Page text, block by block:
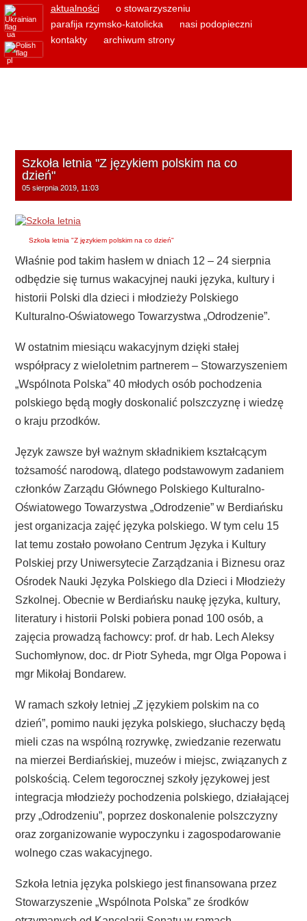
ua
pl
aktualności
o stowarzyszeniu
parafija rzymsko-katolicka
nasi podopieczni
kontakty
archiwum strony
Szkoła letnia "Z językiem polskim na co
dzień"
05 sierpnia 2019, 11:03
Szkoła letnia "Z językiem polskim na co dzień"
Właśnie pod takim hasłem w dniach 12 – 24 sierpnia
odbędzie się turnus wakacyjnej nauki języka, kultury i
historii Polski dla dzieci i młodzieży Polskiego
Kulturalno-Oświatowego Towarzystwa „Odrodzenie”.
W ostatnim miesiącu wakacyjnym dzięki stałej
współpracy z wieloletnim partnerem – Stowarzyszeniem
„Wspólnota Polska” 40 młodych osób pochodzenia
polskiego będą mogły doskonalić polszczyznę i wiedzę
o kraju przodków.
Język zawsze był ważnym składnikiem kształcącym
tożsamość narodową, dlatego podstawowym zadaniem
członków Zarządu Głównego Polskiego Kulturalno-
Oświatowego Towarzystwa „Odrodzenie” w Berdiańsku
jest organizacja zajęć języka polskiego. W tym celu 15
lat temu zostało powołano Centrum Języka i Kultury
Polskiej przy Uniwersytecie Zarządzania i Biznesu oraz
Ośrodek Nauki Języka Polskiego dla Dzieci i Młodzieży
Szkolnej. Obecnie w Berdiańsku naukę języka, kultury,
literatury i historii Polski pobiera ponad 100 osób, a
zajęcia prowadzą fachowcy: prof. dr hab. Lech Aleksy
Suchomłynow, doc. dr Piotr Syheda, mgr Olga Popowa i
mgr Mikołaj Bondarew.
W ramach szkoły letniej „Z językiem polskim na co
dzień”, pomimo nauki języka polskiego, słuchaczy będą
mieli czas na wspólną rozrywkę, zwiedzanie rezerwatu
na mierzei Berdiańskiej, muzeów i miejsc, związanych z
polskością. Celem tegorocznej szkoły językowej jest
integracja młodzieży pochodzenia polskiego, działającej
przy „Odrodzeniu”, poprzez doskonalenie polszczyzny
oraz zorganizowanie wypoczynku i zagospodarowanie
wolnego czas wakacyjnego.
Szkoła letnia języka polskiego jest finansowana przez
Stowarzyszenie „Wspólnota Polska” ze środków